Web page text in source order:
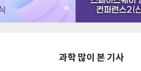
과학 많이 본 기사